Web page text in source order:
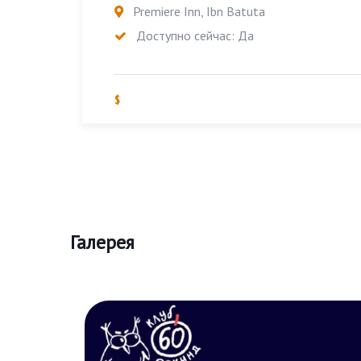
Premiere Inn, Ibn Batuta
Доступно сейчас: Да
$
Галерея